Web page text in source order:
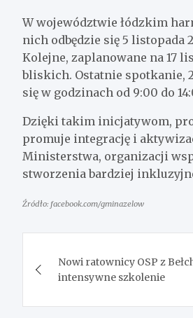
W województwie łódzkim
nich odbędzie się 5 listopada
Kolejne, zaplanowane na 17
bliskich. Ostatnie spotkanie,
się w godzinach od 9:00 do
Dzięki takim inicjatywom,
promuje integrację i
Ministerstwa, organizacji
stworzenia bardziej
Źródło: facebook.com/gminazelow
wpisu
Nowi ratownicy OSP z
intensywne szkolenie